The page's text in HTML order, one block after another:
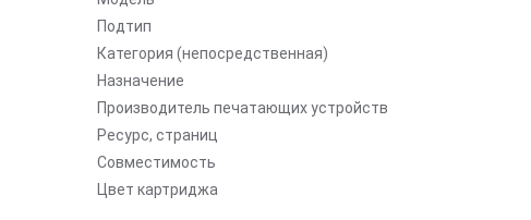
Подтип
Категория (непосредственная)
Назначение
Производитель печатающих устройств
Ресурс, страниц
Совместимость
Цвет картриджа